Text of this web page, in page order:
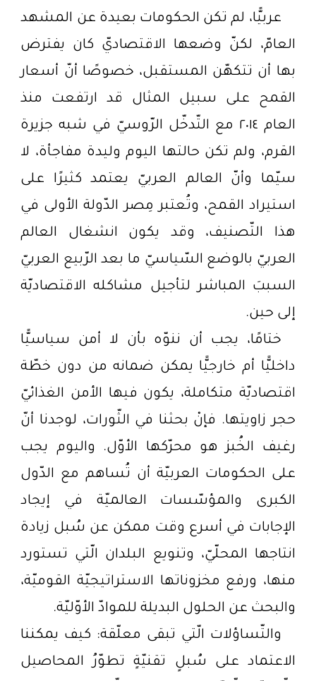
عربيًّا، لم تكن الحكومات بعيدة عن المشهد
العامّ، لكنّ وضعها الاقتصاديّ كان يفترض
بها أن تتكهّن المستقبل، خصوصًا أنّ أسعار
القمح على سبيل المثال قد ارتفعت منذ
العام ٢٠١٤ مع التّدخّل الرّوسيّ في شبه جزيرة
القرم، ولم تكن حالتها اليوم وليدة مفاجأة، لا
سيّما وأنّ العالم العربيّ يعتمد كثيرًا على
استيراد القمح، وتُعتبر مِصر الدّولة الأولى في
هذا التّصنيف، وقد يكون انشغال العالم
العربيّ بالوضع السّياسيّ ما بعد الرّبيع العربيّ
السببَ المباشر لتأجيل مشاكله الاقتصاديّة
إلى حين.
ختامًا، يجب أن ننوّه بأن لا أمن سياسيًّا
داخليًّا أم خارجيًّا يمكن ضمانه من دون خطّة
اقتصاديّة متكاملة، يكون فيها الأمن الغذائيّ
حجر زاويتها. فإنْ بحثنا في الثّورات، لوجدنا أنّ
رغيف الخُبز هو محرّكها الأوّل. واليوم يجب
على الحكومات العربيّة أن تُساهم مع الدّول
الكبرى والمؤسّسات العالميّة في إيجاد
الإجابات في أسرع وقت ممكن عن سُبل زيادة
انتاجها المحلّيّ، وتنويع البلدان الّتي تستورد
منها، ورفع مخزوناتها الاستراتيجيّة القوميّة،
والبحث عن الحلول البديلة للموادّ الأوّليّة.
والتّساؤلات الّتي تبقى معلّقة: كيف يمكننا
الاعتماد على سُبلٍ تقنيّةٍ تطوّرُ المحاصيل